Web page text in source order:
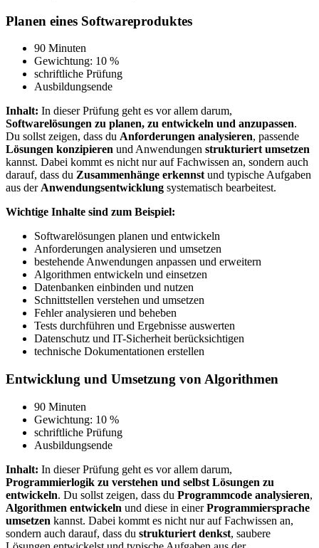
Planen eines Softwareproduktes
90 Minuten
Gewichtung: 10 %
schriftliche Prüfung
Ausbildungsende
Inhalt: In dieser Prüfung geht es vor allem darum,
Softwarelösungen zu planen, zu entwickeln und anzupassen.
Du sollst zeigen, dass du Anforderungen analysieren, passende
Lösungen konzipieren und Anwendungen strukturiert umsetzen
kannst. Dabei kommt es nicht nur auf Fachwissen an, sondern auch
darauf, dass du Zusammenhänge erkennst und typische Aufgaben
aus der Anwendungsentwicklung systematisch bearbeitest.
Wichtige Inhalte sind zum Beispiel:
Softwarelösungen planen und entwickeln
Anforderungen analysieren und umsetzen
bestehende Anwendungen anpassen und erweitern
Algorithmen entwickeln und einsetzen
Datenbanken einbinden und nutzen
Schnittstellen verstehen und umsetzen
Fehler analysieren und beheben
Tests durchführen und Ergebnisse auswerten
Datenschutz und IT-Sicherheit berücksichtigen
technische Dokumentationen erstellen
Entwicklung und Umsetzung von Algorithmen
90 Minuten
Gewichtung: 10 %
schriftliche Prüfung
Ausbildungsende
Inhalt: In dieser Prüfung geht es vor allem darum,
Programmierlogik zu verstehen und selbst Lösungen zu
entwickeln. Du sollst zeigen, dass du Programmcode analysieren,
Algorithmen entwickeln und diese in einerProgrammiersprache
umsetzen kannst. Dabei kommt es nicht nur auf Fachwissen an,
sondern auch darauf, dass du strukturiert denkst, saubere